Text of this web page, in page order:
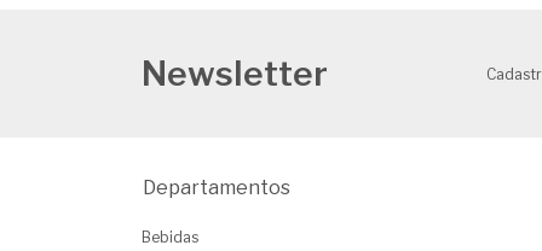
Newsletter
Departamentos
Bebidas